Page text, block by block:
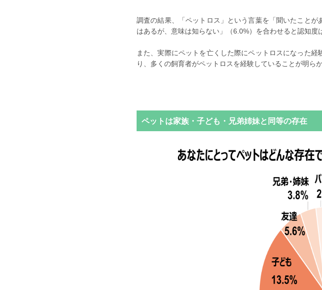
調査の結果、「ペットロス」という言葉を「聞いたこと
はあるが、意味は知らない」（6.0%）を合わせると認知度
また、実際にペットを亡くした際にペットロスになった
り、多くの飼育者がペットロスを経験していることが明ら
ペットは家族・子ども・兄弟姉妹と同等の存在